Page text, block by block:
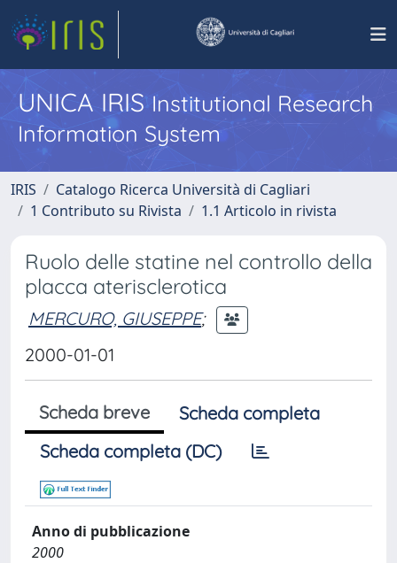
UNICA IRISInstitutional Research
Information System
IRIS
Catalogo Ricerca Università di Cagliari
1 Contributo su Rivista
1.1 Articolo in rivista
Ruolo delle statine nel controllo della
placca aterisclerotica
MERCURO, GIUSEPPE;
2000-01-01
Scheda breve
Scheda completa
Scheda completa (DC)
Anno di pubblicazione
2000